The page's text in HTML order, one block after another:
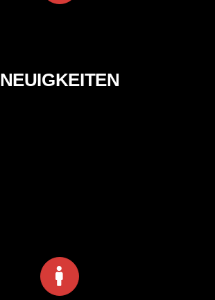
NEUIGKEITEN